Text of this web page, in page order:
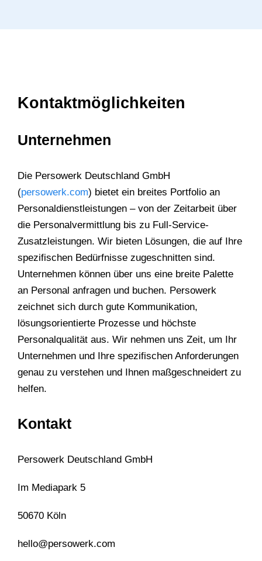
Kontaktmöglichkeiten
Unternehmen
Die Persowerk Deutschland GmbH
(persowerk.com) bietet ein breites Portfolio an
Personaldienstleistungen – von der Zeitarbeit über
die Personalvermittlung bis zu Full-Service-
Zusatzleistungen. Wir bieten Lösungen, die auf Ihre
spezifischen Bedürfnisse zugeschnitten sind.
Unternehmen können über uns eine breite Palette
an Personal anfragen und buchen. Persowerk
zeichnet sich durch gute Kommunikation,
lösungsorientierte Prozesse und höchste
Personalqualität aus. Wir nehmen uns Zeit, um Ihr
Unternehmen und Ihre spezifischen Anforderungen
genau zu verstehen und Ihnen maßgeschneidert zu
helfen.
Kontakt
Persowerk Deutschland GmbH
Im Mediapark 5
50670 Köln
hello@persowerk.com